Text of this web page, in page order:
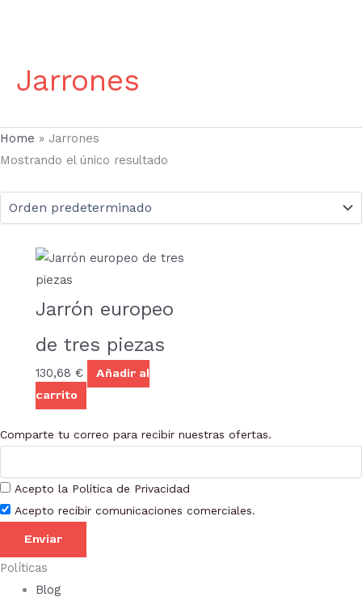
Jarrones
Home » Jarrones
Mostrando el único resultado
Jarrón europeo
de tres piezas
130,68 €
Añadir al
carrito
Comparte tu correo para recibir nuestras ofertas.
Acepto la Política de Privacidad
Acepto recibir comunicaciones comerciales.
Enviar
Políticas
Blog